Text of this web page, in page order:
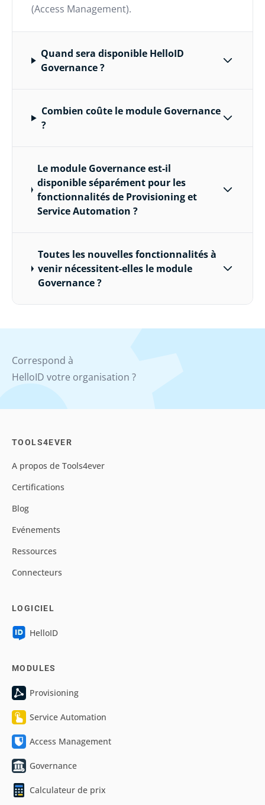
(Access Management).
Quand sera disponible HelloID
Governance ?
Combien coûte le module Governance
?
Le module Governance est-il
disponible séparément pour les
fonctionnalités de Provisioning et
Service Automation ?
Toutes les nouvelles fonctionnalités à
venir nécessitent-elles le module
Governance ?
Correspond à
HelloID votre organisation ?
TOOLS4EVER
A propos de Tools4ever
Certifications
Blog
Evénements
Ressources
Connecteurs
LOGICIEL
HelloID
MODULES
Provisioning
Service Automation
Access Management
Governance
Calculateur de prix